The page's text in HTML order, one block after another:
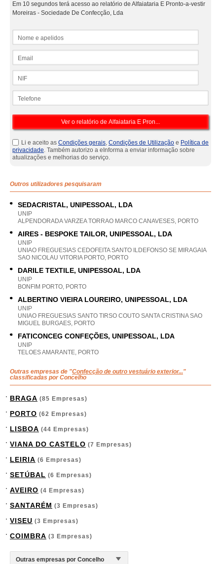
Em 10 segundos terá acesso ao relatório de Alfaiataria E Pronto-a-vestir
Moreiras - Sociedade De Confecção, Lda
Li e aceito as Condições gerais, Condições de Utilização e Política de
privacidade. Também autorizo a eInforma a enviar informação sobre
atualizações e melhorias do serviço.
Outros utilizadores pesquisaram
SEDACRISTAL, UNIPESSOAL, LDA
UNIP
ALPENDORADA VARZEA TORRAO MARCO CANAVESES, PORTO
AIRES - BESPOKE TAILOR, UNIPESSOAL, LDA
UNIP
UNIAO FREGUESIAS CEDOFEITA SANTO ILDEFONSO SE MIRAGAIA
SAO NICOLAU VITORIA PORTO, PORTO
DARILE TEXTILE, UNIPESSOAL, LDA
UNIP
BONFIM PORTO, PORTO
ALBERTINO VIEIRA LOUREIRO, UNIPESSOAL, LDA
UNIP
UNIAO FREGUESIAS SANTO TIRSO COUTO SANTA CRISTINA SAO
MIGUEL BURGAES, PORTO
FATICONCEG CONFEÇÕES, UNIPESSOAL, LDA
UNIP
TELOES AMARANTE, PORTO
Outras empresas de "Confecção de outro vestuário exterior..."
classificadas por Concelho
BRAGA (85 Empresas)
PORTO (62 Empresas)
LISBOA (44 Empresas)
VIANA DO CASTELO (7 Empresas)
LEIRIA (6 Empresas)
SETÚBAL (6 Empresas)
AVEIRO (4 Empresas)
SANTARÉM (3 Empresas)
VISEU (3 Empresas)
COIMBRA (3 Empresas)